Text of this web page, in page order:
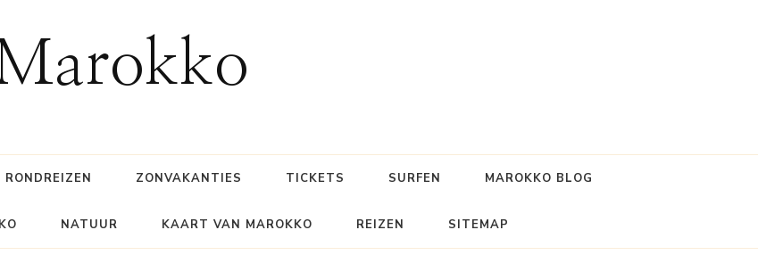
RONDREIZEN ZONVAKANTIES TICKETS SURFEN MAROKKO BLOG
NATUUR KAART VAN MAROKKO REIZEN SITEMAP